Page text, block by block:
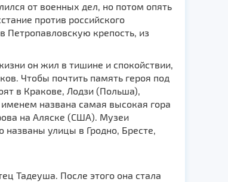
от военных дел, но потом опять
против российского
крепость, из
он жил в тишине и спокойствии,
Чтобы почтить память героя под
в Кракове, Лодзи (Польша),
нaзвана самая высокая гора
на Аляскe (США). Музеи
улицы в Гродно, Бресте,
Тадеуша. После этого она стала